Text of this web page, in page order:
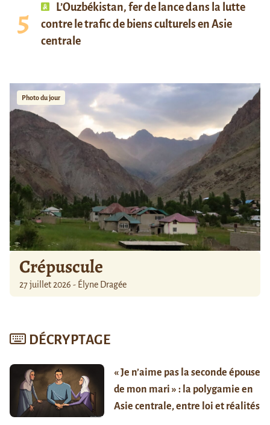
L’Ouzbékistan, fer de lance dans la lutte
contre le trafic de biens culturels en Asie
centrale
Photo du jour
Crépuscule
27 juillet 2026 - Élyne Dragée
DÉCRYPTAGE
« Je n’aime pas la seconde épouse
de mon mari » : la polygamie en
Asie centrale, entre loi et réalités